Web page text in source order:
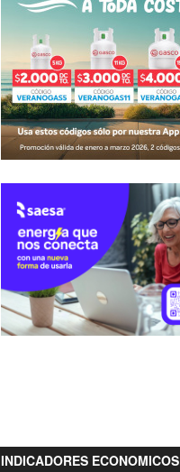
INDICADORES ECONOMICOS